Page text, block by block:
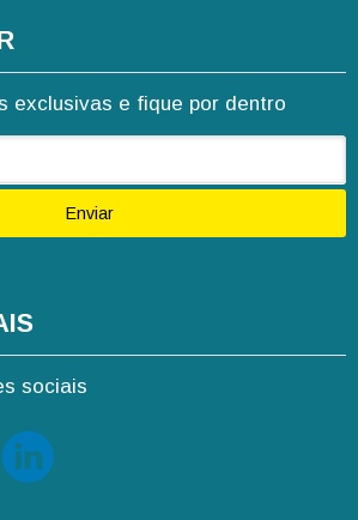
exclusivas e fique por dentro
Enviar
sociais